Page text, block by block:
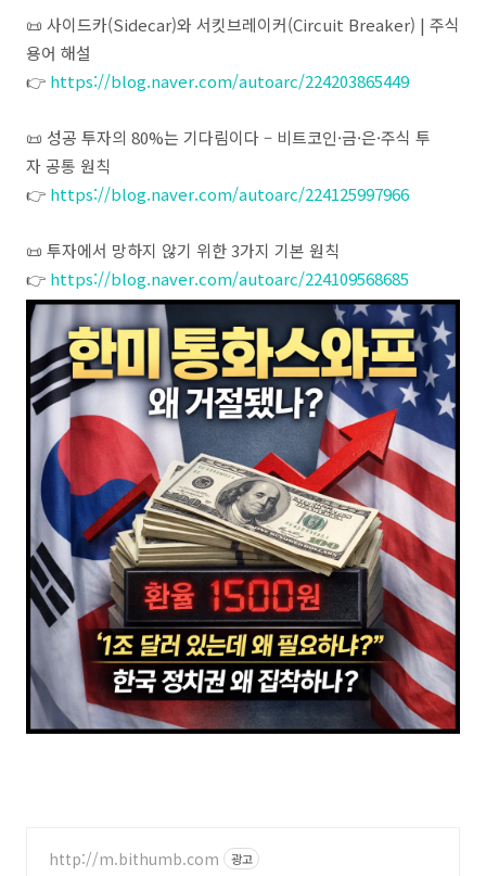
📜 사이드카(Sidecar)와 서킷브레이커(Circuit Breaker) | 주식
용어 해설
👉 https://blog.naver.com/autoarc/224203865449
​📜 성공 투자의 80%는 기다림이다 – 비트코인·금·은·주식 투
자 공통 원칙
👉 https://blog.naver.com/autoarc/224125997966
​📜 투자에서 망하지 않기 위한 3가지 기본 원칙
👉 https://blog.naver.com/autoarc/224109568685
http://m.bithumb.com 광고